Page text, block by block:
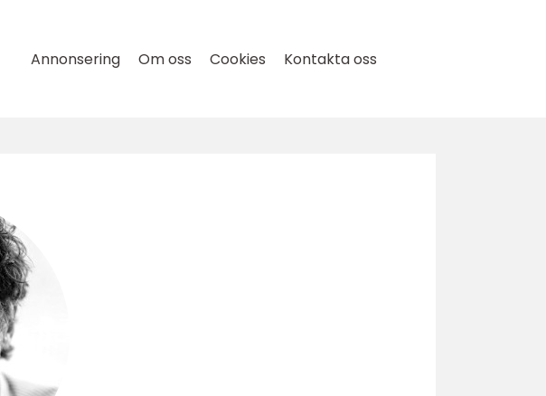
Annonsering Om oss Cookies Kontakta oss